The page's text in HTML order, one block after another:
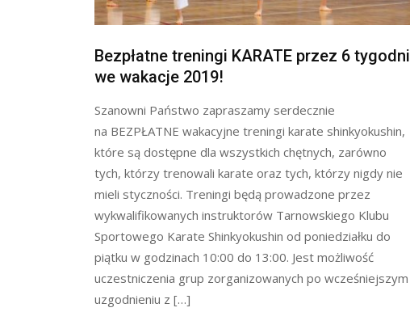
Bezpłatne treningi KARATE przez 6 tygodni
we wakacje 2019!
Szanowni Państwo zapraszamy serdecznie
na BEZPŁATNE wakacyjne treningi karate shinkyokushin,
które są dostępne dla wszystkich chętnych, zarówno
tych, którzy trenowali karate oraz tych, którzy nigdy nie
mieli styczności. Treningi będą prowadzone przez
wykwalifikowanych instruktorów Tarnowskiego Klubu
Sportowego Karate Shinkyokushin od poniedziałku do
piątku w godzinach 10:00 do 13:00. Jest możliwość
uczestniczenia grup zorganizowanych po wcześniejszym
uzgodnieniu z […]